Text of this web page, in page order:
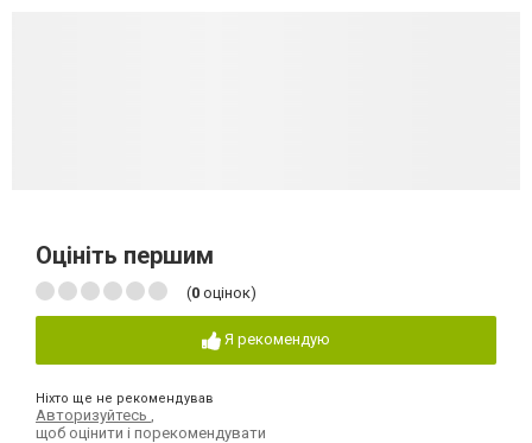
Оцініть першим
(0 оцінок)
Я рекомендую
Ніхто ще не рекомендував
Авторизуйтесь
щоб оцінити і порекомендувати